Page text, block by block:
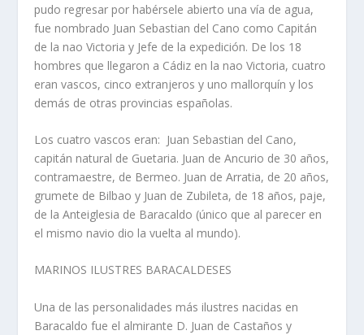
pudo regresar por habérsele abierto una vía de agua,
fue nombrado Juan Sebastian del Cano como Capitán
de la nao Victoria y Jefe de la expedición. De los 18
hombres que llegaron a Cádiz en la nao Victoria, cuatro
eran vascos, cinco extranjeros y uno mallorquín y los
demás de otras provincias españolas.
Los cuatro vascos eran: Juan Sebastian del Cano,
capitán natural de Guetaria. Juan de Ancurio de 30 años,
contramaestre, de Bermeo. Juan de Arratia, de 20 años,
grumete de Bilbao y Juan de Zubileta, de 18 años, paje,
de la Anteiglesia de Baracaldo (único que al parecer en
el mismo navio dio la vuelta al mundo).
MARINOS ILUSTRES BARACALDESES
Una de las personalidades más ilustres nacidas en
Baracaldo fue el almirante D. Juan de Castaños y